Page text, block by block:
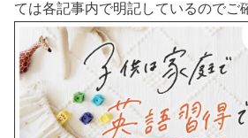
ては各記事内で明記しているのでご